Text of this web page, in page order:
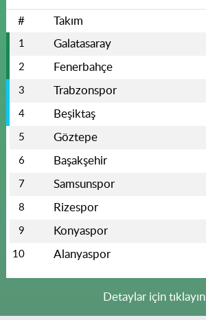
# Takım
1 Galatasaray
2 Fenerbahçe
3 Trabzonspor
4 Beşiktaş
5 Göztepe
6 Başakşehir
7 Samsunspor
8 Rizespor
9 Konyaspor
10 Alanyaspor
Detaylar için tıklayın